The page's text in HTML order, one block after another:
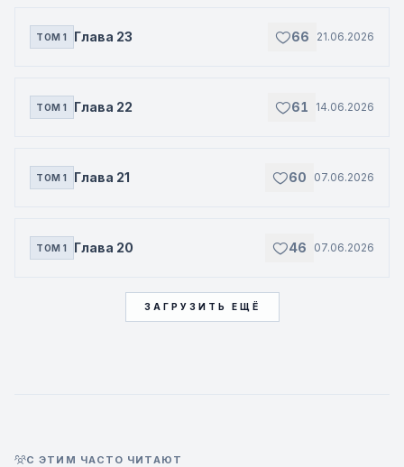
ТОМ 1 Глава 23 66 21.06.2026
ТОМ 1 Глава 22 61 14.06.2026
ТОМ 1 Глава 21 60 07.06.2026
ТОМ 1 Глава 20 46 07.06.2026
ЗАГРУЗИТЬ ЕЩЁ
С ЭТИМ ЧАСТО ЧИТАЮТ